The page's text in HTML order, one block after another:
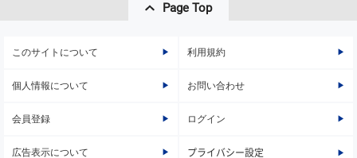
Page Top
このサイトについて 利用規約
個人情報について お問い合わせ
会員登録 ログイン
広告表示について プライバシー設定